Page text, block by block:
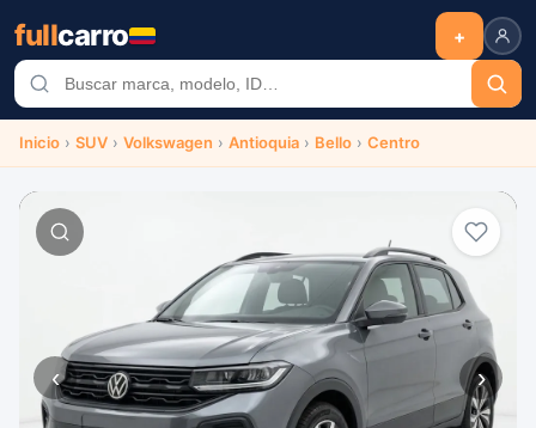
fullcarro +
Inicio › SUV › Volkswagen › Antioquia › Bello › Centro
‹ ›